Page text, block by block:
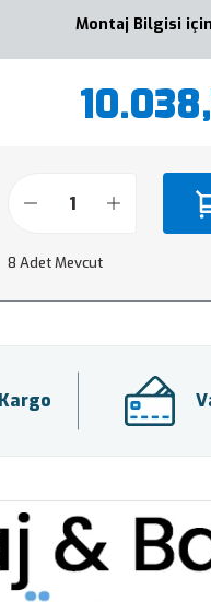
Montaj Bilgisi
8 Adet Mevcut